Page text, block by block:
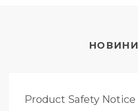
НОВИНИ
Product Safety Notice